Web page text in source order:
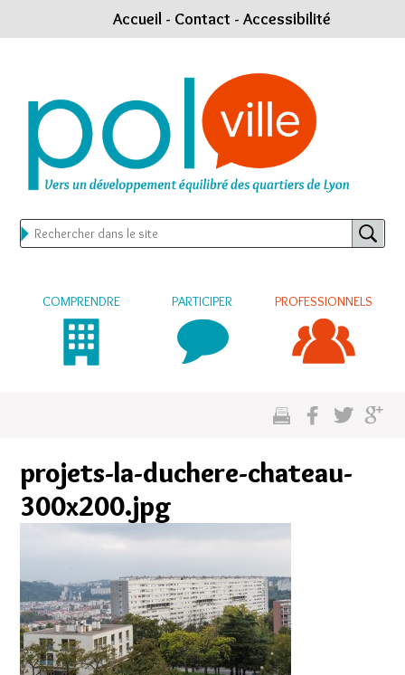
Accueil- Contact - Accessibilité
COMPRENDRE PARTICIPER PROFESSIONNELS
projets-la-duchere-chateau-
300x200.jpg